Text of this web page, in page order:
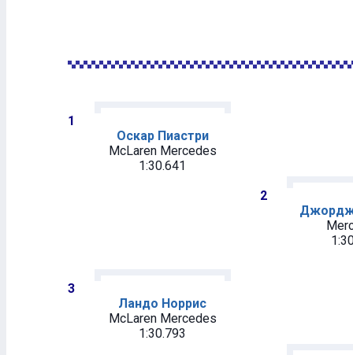
1
Оскар Пиастри
McLaren Mercedes
1:30.641
2
Джордж
3
Ландо Норрис
McLaren Mercedes
1:30.793